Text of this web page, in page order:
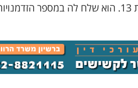
ששבה וציינה בפניו כי היא בת 13. הוא שלח לה במספר